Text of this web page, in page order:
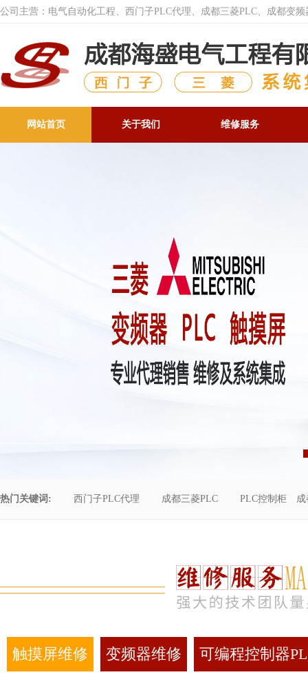
公司主营：电气自动化工程、西门子PLC代理、成都三菱PLC、成都变
网站首页 关于我们 维修服务
热门关键词: 西门子PLC代理 成都三菱PLC PLC控制柜
触摸屏维修 变频器维修 可编程控制器